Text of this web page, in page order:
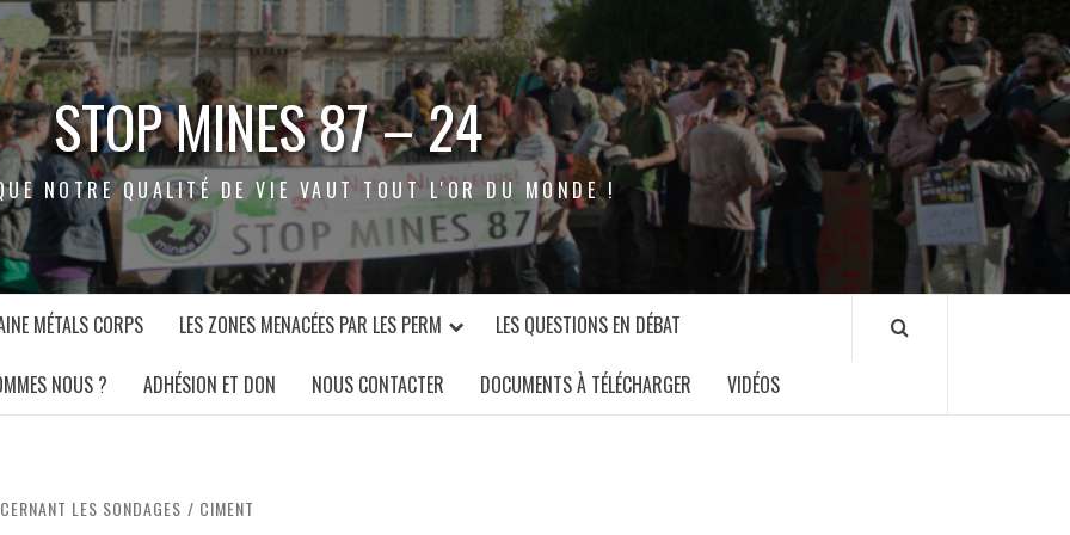
STOP MINES 87 – 24
NOTRE QUALITÉ DE VIE VAUT TOUT L'OR DU MONDE !
MÉTALS CORPS LES ZONES MENACÉES PAR LES PERM LES QUESTIONS EN DÉBAT
NOUS ? ADHÉSION ET DON NOUS CONTACTER DOCUMENTS À TÉLÉCHARGER VIDÉOS
LES SONDAGES CIMENT